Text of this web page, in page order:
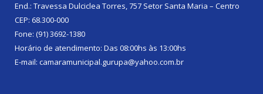
End.: Travessa Dulciclea Torres, 757 Setor Santa Maria – Centro
CEP: 68.300-000
Fone: (91) 3692-1380
Horário de atendimento: Das 08:00hs às 13:00hs
E-mail: camaramunicipal.gurupa@yahoo.com.br